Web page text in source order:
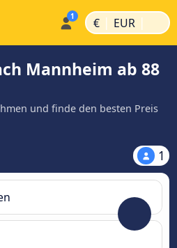
€ | EUR |
Mannheim ab 88
und finde den besten Preis
1